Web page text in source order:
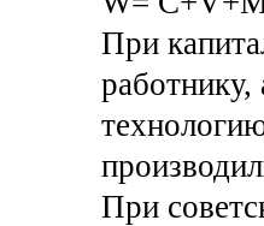
При
При